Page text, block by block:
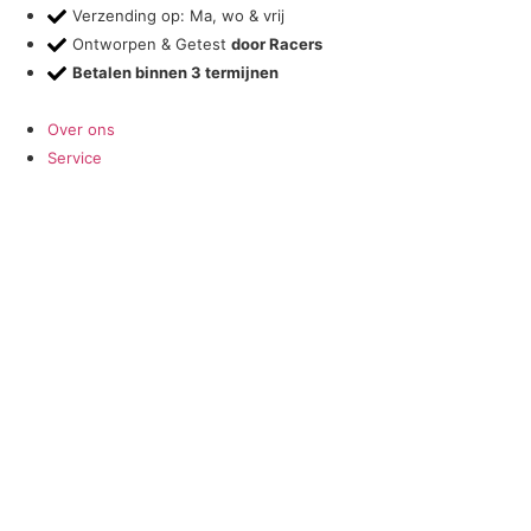
naar
Verzending op: Ma, wo & vrij
Ontworpen & Getest door Racers
Betalen binnen 3 termijnen
Over ons
Service